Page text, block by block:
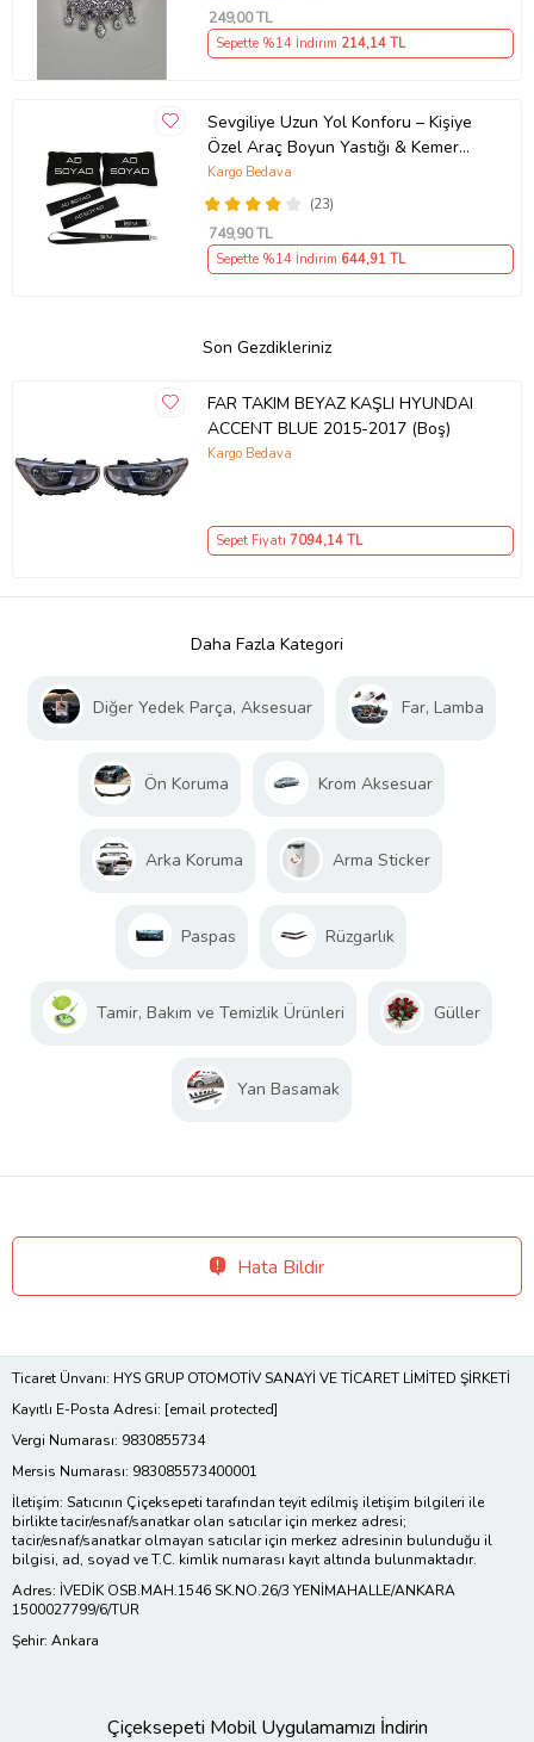
249,00 TL
Sepette %14 İndirim 214,14 TL
Sevgiliye Uzun Yol Konforu – Kişiye
Özel Araç Boyun Yastığı & Kemer
Pedi Hediye Seti
(23)
Kargo Bedava
749,90 TL
Sepette %14 İndirim 644,91 TL
Son Gezdikleriniz
FAR TAKIM BEYAZ KAŞLI HYUNDAI
ACCENT BLUE 2015-2017 (Boş)
Kargo Bedava
Sepet Fiyatı 7094,14 TL
Daha Fazla Kategori
Diğer Yedek Parça, Aksesuar Far, Lamba
Ön Koruma Krom Aksesuar
Arka Koruma Arma Sticker
Paspas Rüzgarlık
Tamir, Bakım ve Temizlik Ürünleri Güller
Yan Basamak
Hata Bildir
Ticaret Ünvanı: HYS GRUP OTOMOTİV SANAYİ VE TİCARET LİMİTED ŞİRKETİ
Kayıtlı E-Posta Adresi: [email protected]
Vergi Numarası: 9830855734
Mersis Numarası: 983085573400001
İletişim: Satıcının Çiçeksepeti tarafından teyit edilmiş iletişim bilgileri ile
birlikte tacir/esnaf/sanatkar olan satıcılar için merkez adresi;
tacir/esnaf/sanatkar olmayan satıcılar için merkez adresinin bulunduğu il
bilgisi, ad, soyad ve T.C. kimlik numarası kayıt altında bulunmaktadır.
Adres: İVEDİK OSB.MAH.1546 SK.NO.26/3 YENİMAHALLE/ANKARA
1500027799/6/TUR
Şehir: Ankara
Çiçeksepeti Mobil Uygulamamızı İndirin